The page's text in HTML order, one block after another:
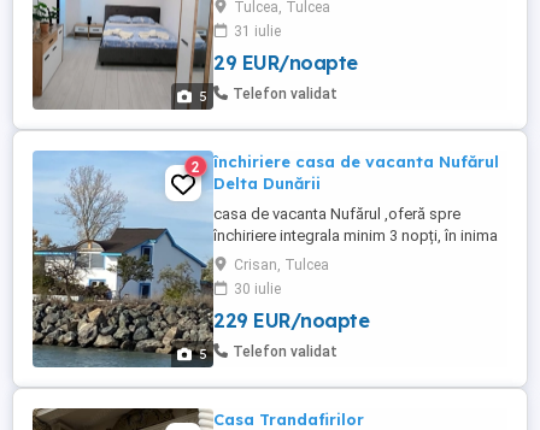
5
durată, situată într-o zonă liniștită din
Tulcea. Dotări și facilități: - Mobilată și
utilată complet - TV, Wi-Fi gratuit -
Bucătărie echipată - Baie proprie - Aer
Tulcea, Tulcea
31 iulie
29 EUR/noapte
Telefon validat
5
2
închiriere casa de vacanta Nufărul
Delta Dunării
casa de vacanta Nufărul ,oferă spre
închiriere integrala minim 3 nopți, în inima
deltei Dunării Crișan , cu facilități multiple,
3 dormitoare, 1 living 2 bai,,terasa
,bucătărie, piscina ,grătar, sauna, 2
pontoane private( cu posibiltate pt
pescuit) ,apă potabila gratuit ,surpriza de
Crisan, Tulcea
30 iulie
229 EUR/noapte
Telefon validat
Casa Trandafirilor